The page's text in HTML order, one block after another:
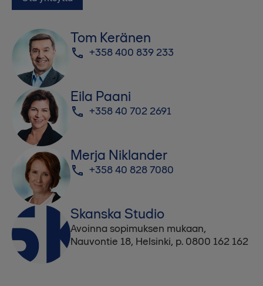
Tom Keränen
+358 400 839 233
Eila Paani
+358 40 702 2691
Merja Niklander
+358 40 828 7080
Skanska Studio
Avoinna sopimuksen mukaan,
Nauvontie 18, Helsinki, p. 0800 162 162